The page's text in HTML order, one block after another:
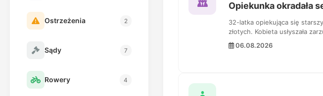
Ostrzeżenia 2
Sądy 7
Rowery 4
Opiekunka okradała
32-latka opiekująca się
złotych. Kobieta usłyszała
06.08.2026